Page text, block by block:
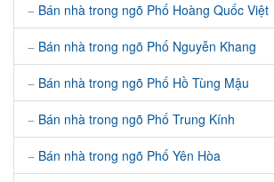
Bán nhà trong ngõ Phố Hoàng Quốc Việt
Bán nhà trong ngõ Phố Nguyễn Khang
Bán nhà trong ngõ Phố Hồ Tùng Mậu
Bán nhà trong ngõ Phố Trung Kính
Bán nhà trong ngõ Phố Yên Hòa